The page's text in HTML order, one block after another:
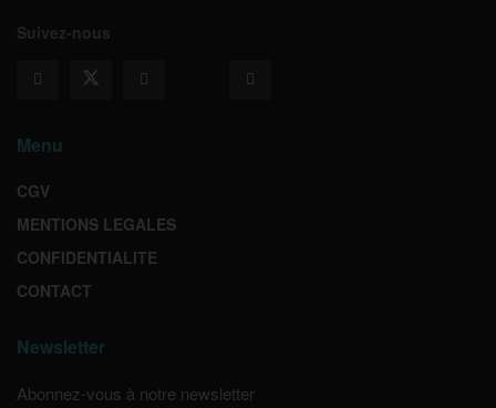
Suivez-nous
Menu
CGV
MENTIONS LEGALES
CONFIDENTIALITE
CONTACT
Newsletter
Abonnez-vous à notre newsletter